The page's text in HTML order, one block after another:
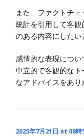
また、ファクトチ
統計を引用して客
のある内容にしたい
感情的な表現につ
中立的で客観的な
なアドバイスをあり
2025年7月21日 at 08時